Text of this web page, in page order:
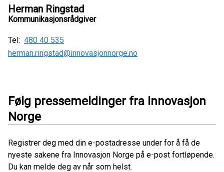
Herman Ringstad
Kommunikasjonsrådgiver
Tel: 480 40 535
herman.ringstad@innovasjonnorge.no
Følg pressemeldinger fra Innovasjon
Norge
Registrer deg med din e-postadresse under for å få de
nyeste sakene fra Innovasjon Norge på e-post fortløpende.
Du kan melde deg av når som helst.